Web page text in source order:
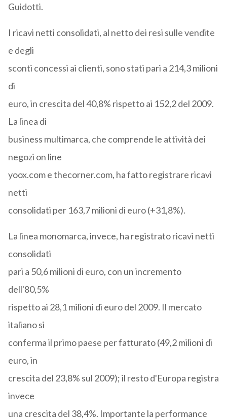
Guidotti.
I ricavi netti consolidati, al netto dei resi sulle vendite
e degli
sconti concessi ai clienti, sono stati pari a 214,3 milioni
di
euro, in crescita del 40,8% rispetto ai 152,2 del 2009.
La linea di
business multimarca, che comprende le attività dei
negozi on line
yoox.com e thecorner.com, ha fatto registrare ricavi
netti
consolidati per 163,7 milioni di euro (+31,8%).
La linea monomarca, invece, ha registrato ricavi netti
consolidati
pari a 50,6 milioni di euro, con un incremento
dell'80,5%
rispetto ai 28,1 milioni di euro del 2009. Il mercato
italiano si
conferma il primo paese per fatturato (49,2 milioni di
euro, in
crescita del 23,8% sul 2009); il resto d'Europa registra
invece
una crescita del 38,4%. Importante la performance